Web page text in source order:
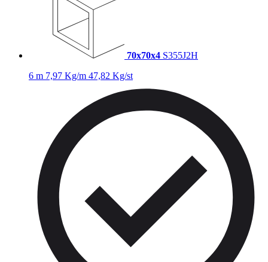
70x70x4 S355J2H
6 m 7,97 Kg/m 47,82 Kg/st